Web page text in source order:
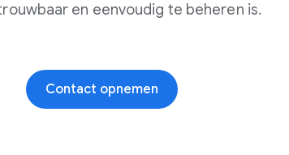
en eenvoudig te beheren is.
Contact opnemen